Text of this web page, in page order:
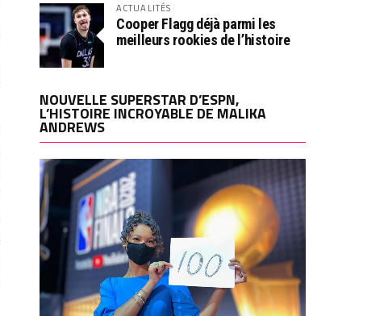
ACTUALITÉS
Cooper Flagg déjà parmi les
meilleurs rookies de l’histoire
NOUVELLE SUPERSTAR D’ESPN,
L’HISTOIRE INCROYABLE DE MALIKA
ANDREWS